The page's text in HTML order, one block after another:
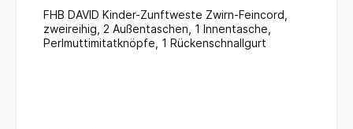
FHB DAVID Kinder-Zunftweste Zwirn-Feincord,
zweireihig, 2 Außentaschen, 1 Innentasche,
Perlmuttimitatknöpfe, 1 Rückenschnallgurt